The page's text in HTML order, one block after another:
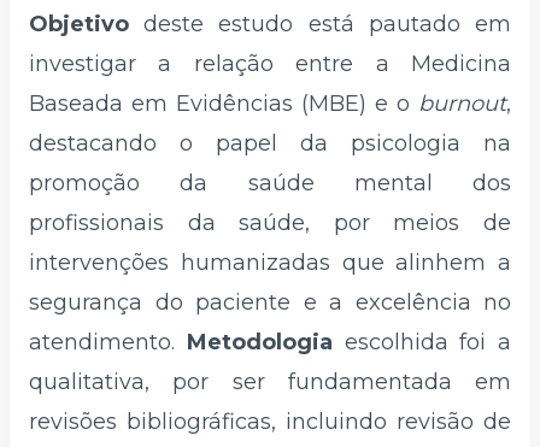
Objetivo deste estudo está pautado em
investigar a relação entre a Medicina
Baseada em Evidências (MBE) e o burnout,
destacando o papel da psicologia na
promoção da saúde mental dos
profissionais da saúde, por meios de
intervenções humanizadas que alinhem a
segurança do paciente e a excelência no
atendimento. Metodologia escolhida foi a
qualitativa, por ser fundamentada em
revisões bibliográficas, incluindo revisão de